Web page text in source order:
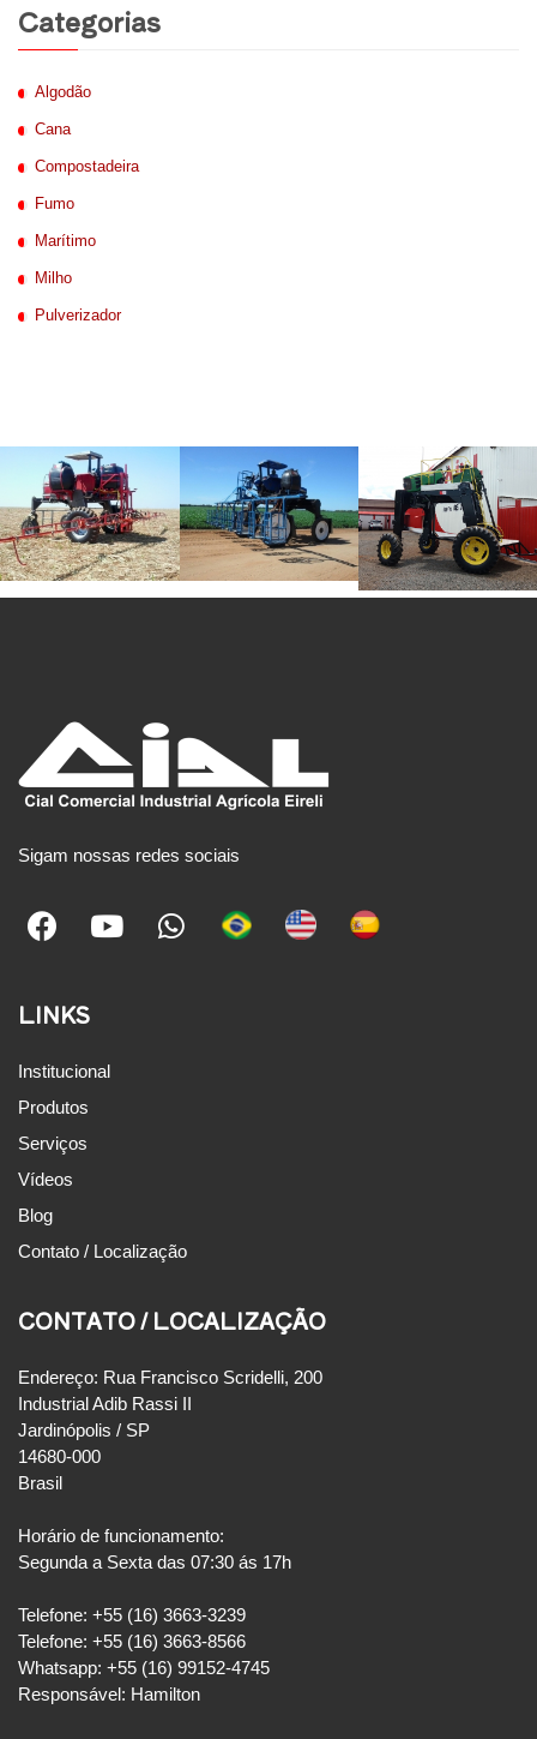
Categorias
Algodão
Cana
Compostadeira
Fumo
Marítimo
Milho
Pulverizador
Sigam nossas redes sociais
LINKS
Institucional
Produtos
Serviços
Vídeos
Blog
Contato / Localização
CONTATO / LOCALIZAÇÃO
Endereço: Rua Francisco Scridelli, 200
Industrial Adib Rassi II
Jardinópolis / SP
14680-000
Brasil
Horário de funcionamento:
Segunda a Sexta das 07:30 ás 17h
Telefone: +55 (16) 3663-3239
Telefone: +55 (16) 3663-8566
Whatsapp: +55 (16) 99152-4745
Responsável: Hamilton